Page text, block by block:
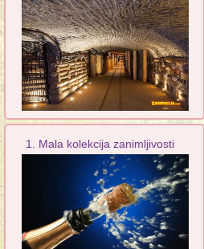
1. Mala kolekcija zanimljivosti